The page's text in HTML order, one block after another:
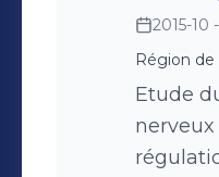
2015-10
Région de
Etude